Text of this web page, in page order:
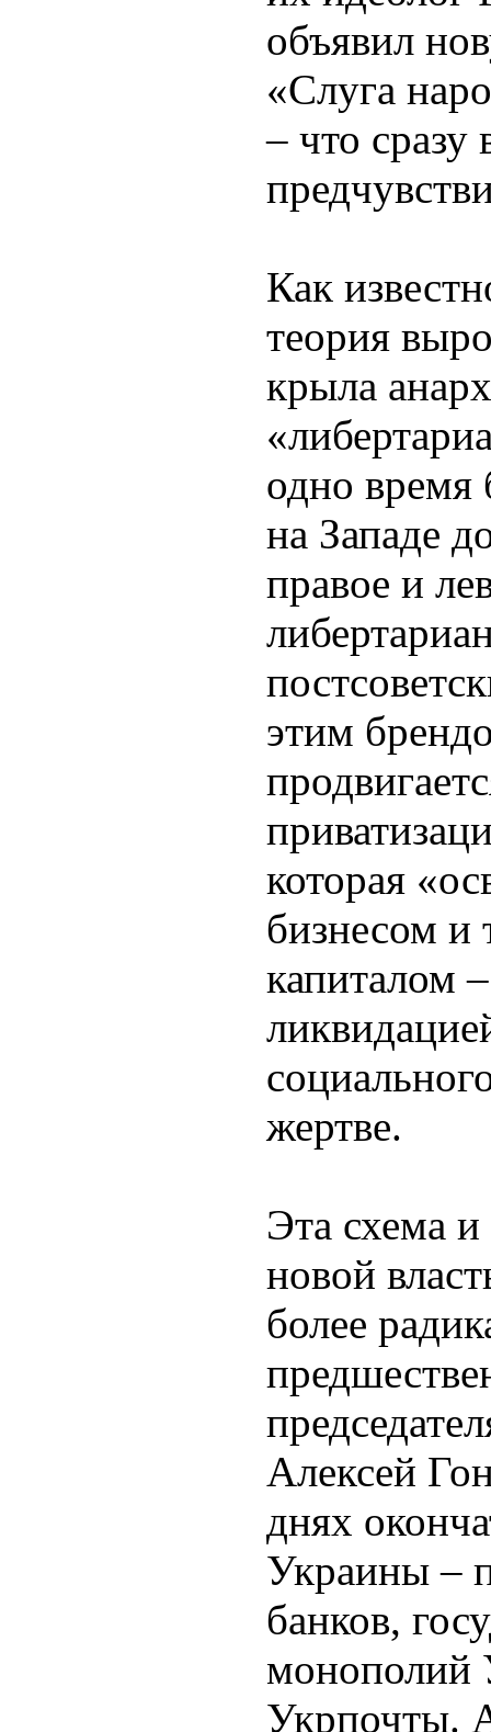
объявил
«Слуга
– что сразу
Как
теория
крыла
одно
на Западе
правое и
этим
которая
бизнесом и
капиталом
жертве.
Эта схема и
новой
более
Алексей
днях
Украины –
банков,
монополий
Укрпочты.